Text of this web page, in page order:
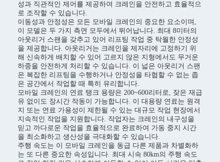
성과 직관적인 제어를 제공하여 크레인을 안전하고 효율적으
로 조작할 수 있습니다.
이동성과 안정성은 모든 모바일 크레인의 중요한 요소이며,
이 모델은 두 가지 측면 모두에서 뛰어납니다. 최대 8미터의
아웃리거 스팬을 갖추고 있어 리프팅 작업 중 탁월한 안정성
을 제공합니다. 아웃리거는 크레인을 제자리에 고정하기 위
해 신속하게 배치할 수 있어 고르지 않은 지형에서도 무거운
하중을 안전하게 처리할 수 있습니다. 이 넓은 아웃리거 스팬
은 복잡한 리프팅을 수행하거나 안정성을 타협할 수 없는 좁
은 공간에서 작업할 때 특히 유리합니다.
모바일 크레인의 연료 탱크 용량은 200~600리터로, 잦은 재급
유 없이도 장시간 작동이 가능합니다. 이 대용량 연료는 원격
지 또는 연료 가용성이 제한될 수 있는 대규모 작업 현장에서
지속적인 작업을 지원합니다. 작업자는 크레인의 내구성을
믿고 까다로운 작업을 효율적으로 완료하여 가동 중지 시간
을 최소화하고 생산성을 극대화할 수 있습니다.
주행 속도는 이 모바일 크레인을 동급 다른 제품과 차별화하
는 또 다른 중요한 속성입니다. 최대 시속 80km의 주행 속도